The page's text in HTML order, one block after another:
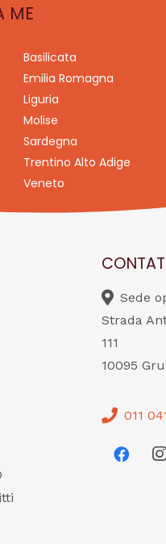
ME
Basilicata
Emilia Romagna
Liguria
Molise
Sardegna
Trentino Alto Adige
Veneto
Sede
Strada
111
10095
011